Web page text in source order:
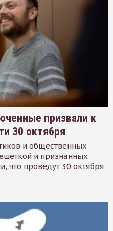
призвали к
30 октября
и общественных
и признанных
что проведут 30 октября